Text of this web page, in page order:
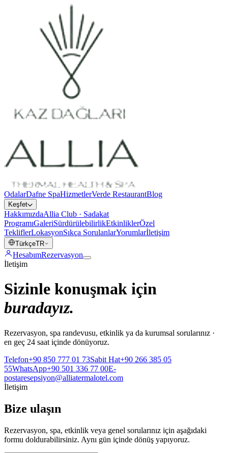
OdalarDafne SpaHizmetlerVerde RestaurantBlog
Keşfet
HakkımızdaAllia Club · Sadakat
ProgramıGaleriSürdürülebilirlikEtkinliklerÖzel
TekliflerLokasyonSıkça SorulanlarYorumlarİletişim
TürkçeTR
HesabımRezervasyon
İletişim
Sizinle konuşmak için
buradayız.
Rezervasyon, spa randevusu, etkinlik ya da kurumsal sorularınız ·
en geç 24 saat içinde dönüyoruz.
Telefon+90 850 777 01 73Sabit Hat+90 266 385 05
55WhatsApp+90 501 336 77 00E-
postaresepsiyon@alliatermalotel.com
İletişim
Bize ulaşın
Rezervasyon, spa, etkinlik veya genel sorularınız için aşağıdaki
formu doldurabilirsiniz. Aynı gün içinde dönüş yapıyoruz.